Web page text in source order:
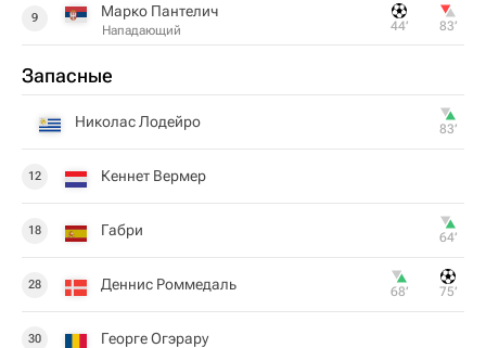
9 Марко Пантелич
Нападающий 44‎’‎ 83‎’‎
Запасные
Николас Лодейро 83‎’‎
12 Кеннет Вермер
18 Габри 64‎’‎
28 Деннис Роммедаль 68‎’‎ 75‎’‎
30 Георге Огэрару